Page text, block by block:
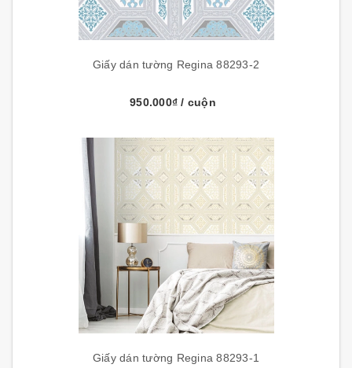
Giấy dán tường Regina 88293-2
950.000₫/ cuộn
Giấy dán tường Regina 88293-1